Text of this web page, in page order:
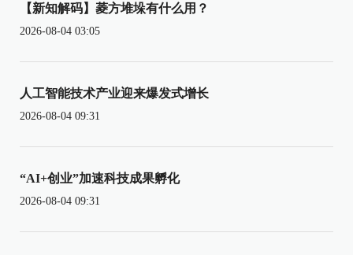
【新知解码】菱方堆垛有什么用？
2026-08-04 03:05
人工智能技术产业迎来爆发式增长
2026-08-04 09:31
“AI+创业”加速科技成果孵化
2026-08-04 09:31